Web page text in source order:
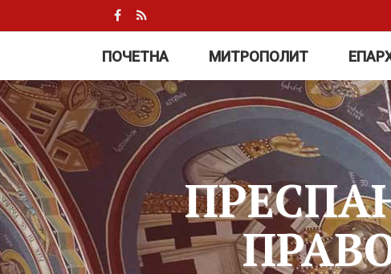
ПОЧЕТНА МИТРОПОЛИТ